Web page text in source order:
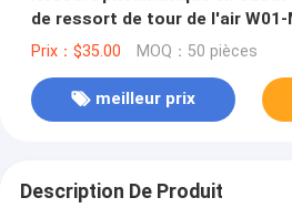
de ressort de tour de l'air W01-
Prix：$35.00 MOQ：50 pièces
meilleur prix
Description De Produit